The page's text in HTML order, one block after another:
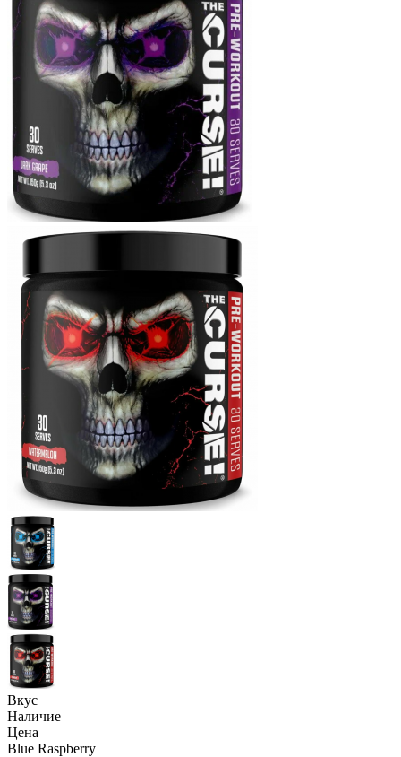
Вкус
Наличие
Цена
Blue Raspberry